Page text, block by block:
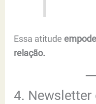
Essa atitude
relação.
4.